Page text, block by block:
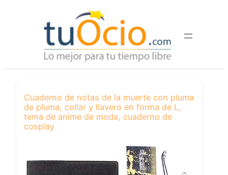
Cuaderno de notas de la muerte con pluma
de pluma, collar y llavero en forma de L,
tema de anime de moda, cuaderno de
cosplay